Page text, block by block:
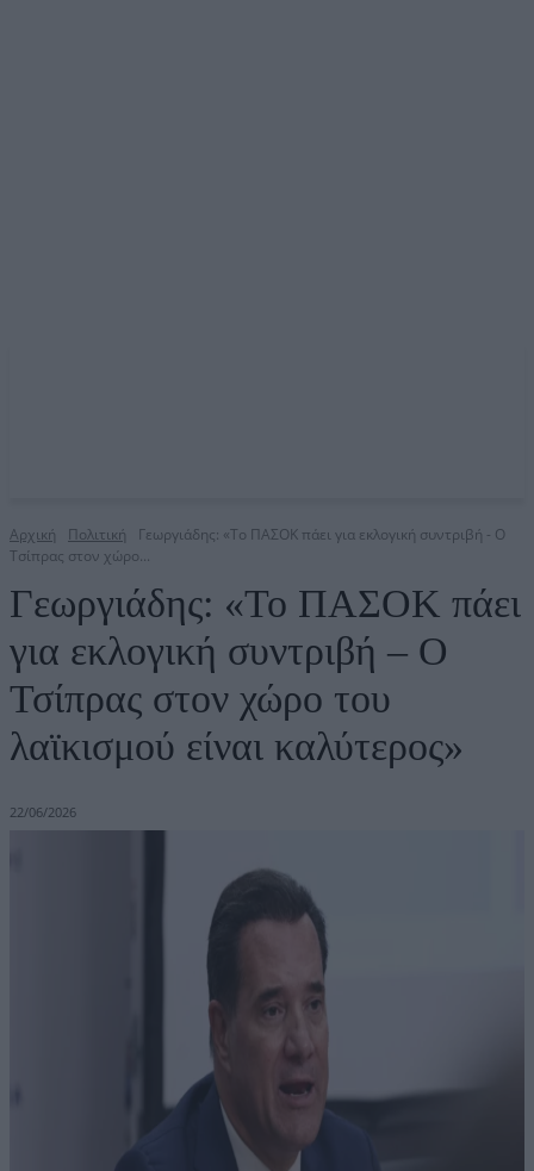
Αρχική Πολιτική
Γεωργιάδης: «Το ΠΑΣΟΚ πάει για εκλογική συντριβή - Ο
Τσίπρας στον χώρο...
Γεωργιάδης: «Το ΠΑΣΟΚ πάει
για εκλογική συντριβή – Ο
Τσίπρας στον χώρο του
λαϊκισμού είναι καλύτερος»
22/06/2026